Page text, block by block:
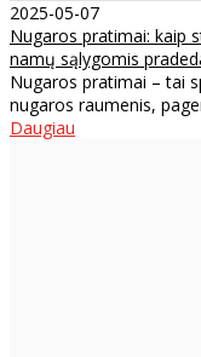
2025-05-07
Nugaros pratimai: kaip
namų sąlygomis
Nugaros pratimai – tai
nugaros raumenis,
Daugiau